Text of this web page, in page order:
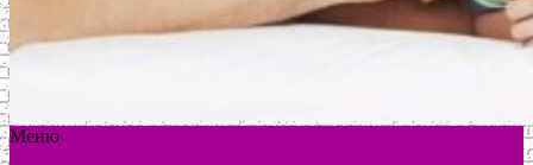
Меню